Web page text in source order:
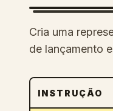
Cria uma
de lançamento
INSTRUÇÃO